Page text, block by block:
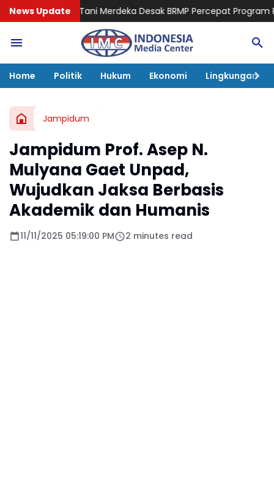
News Update
Desak BRMP Percepat Program Pemulihan Petani
Home Politik Hukum Ekonomi Lingkungan
Jampidum
Jampidum Prof. Asep N.
Mulyana Gaet Unpad,
Wujudkan Jaksa Berbasis
Akademik dan Humanis
11/11/2025 05:19:00 PM 2 minutes read